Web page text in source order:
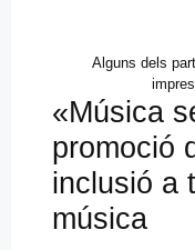
Alguns dels
«Música
promoció
inclusió a
música